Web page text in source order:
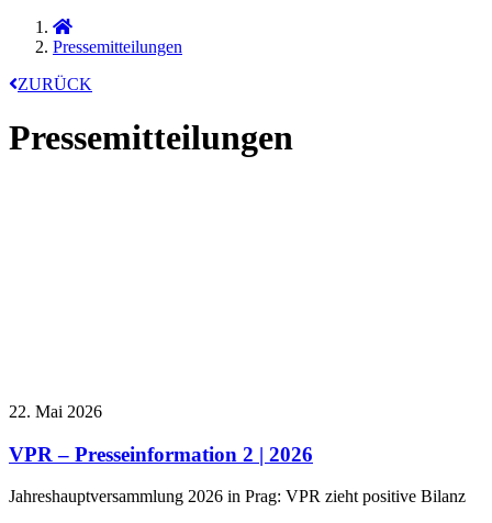
Pressemitteilungen
ZURÜCK
Pressemitteilungen
22. Mai 2026
VPR – Presseinformation 2 | 2026
Jahreshauptversammlung 2026 in Prag: VPR zieht positive Bilanz